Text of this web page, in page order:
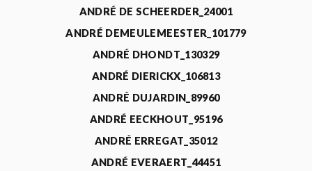
ANDRÉ DE SCHEERDER_24001
ANDRÉ DEMEULEMEESTER_101779
ANDRÉ DHONDT_130329
ANDRÉ DIERICKX_106813
ANDRÉ DUJARDIN_89960
ANDRÉ EECKHOUT_95196
ANDRÉ ERREGAT_35012
ANDRÉ EVERAERT_44451